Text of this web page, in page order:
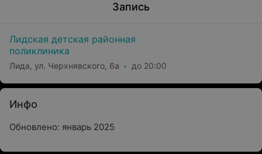
Запись
Лидская детская районная
поликлиника
Лида, ул. Черхнявского, 6а до 20:00
Инфо
Обновлено: январь 2025